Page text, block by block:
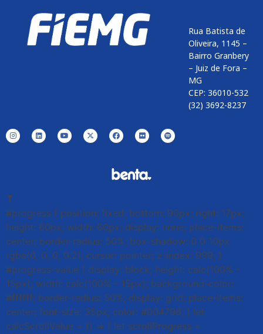
Rua Batista de
Oliveira, 1145 –
Bairro Granbery
– Juiz de Fora –
MG
CEP: 36010-532
(32) 3692-8237
⤒
#progress { position: fixed; bottom: 90px; right: 17px;
height: 60px; width: 60px; display: none; place-items:
center; border-radius: 50%; box-shadow: 0 0 10px
rgba(0, 0, 0, 0.2); cursor: pointer; z-index: 999; }
#progress-value { display: block; height: calc(100% -
15px); width: calc(100% - 15px); background-color:
#ffffff; border-radius: 50%; display: grid; place-items:
center; font-size: 35px; color: #004796; } let
calcScrollValue = () => { let scrollProgress =